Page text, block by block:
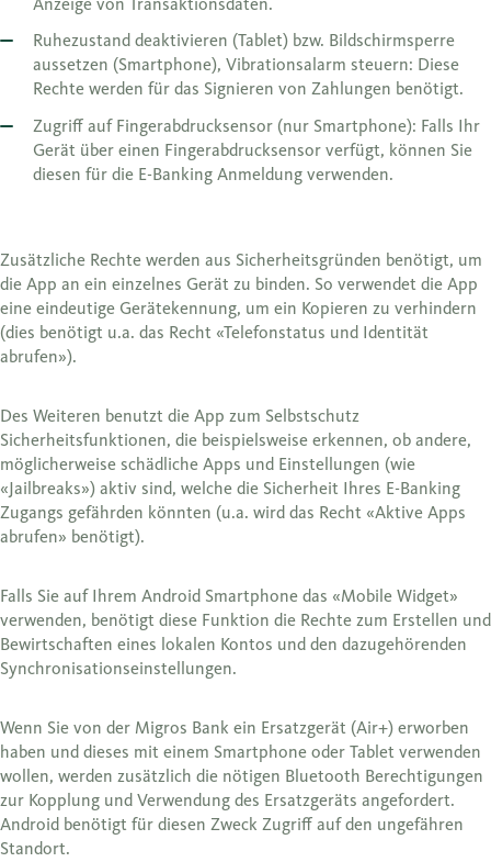
Ruhezustand deaktivieren (Tablet) bzw. Bildschirmsperre
aussetzen (Smartphone), Vibrationsalarm steuern: Diese
Rechte werden für das Signieren von Zahlungen benötigt.
Zugriff auf Fingerabdrucksensor (nur Smartphone): Falls Ihr
Gerät über einen Fingerabdrucksensor verfügt, können Sie
diesen für die E-Banking Anmeldung verwenden.
Zusätzliche Rechte werden aus Sicherheitsgründen benötigt, um
die App an ein einzelnes Gerät zu binden. So verwendet die App
eine eindeutige Gerätekennung, um ein Kopieren zu verhindern
(dies benötigt u.a. das Recht «Telefonstatus und Identität
abrufen»).
Des Weiteren benutzt die App zum Selbstschutz
Sicherheitsfunktionen, die beispielsweise erkennen, ob andere,
möglicherweise schädliche Apps und Einstellungen (wie
«Jailbreaks») aktiv sind, welche die Sicherheit Ihres E-Banking
Zugangs gefährden könnten (u.a. wird das Recht «Aktive Apps
abrufen» benötigt).
Falls Sie auf Ihrem Android Smartphone das «Mobile Widget»
verwenden, benötigt diese Funktion die Rechte zum Erstellen und
Bewirtschaften eines lokalen Kontos und den dazugehörenden
Synchronisationseinstellungen.
Wenn Sie von der Migros Bank ein Ersatzgerät (Air+) erworben
haben und dieses mit einem Smartphone oder Tablet verwenden
wollen, werden zusätzlich die nötigen Bluetooth Berechtigungen
zur Kopplung und Verwendung des Ersatzgeräts angefordert.
Android benötigt für diesen Zweck Zugriff auf den ungefähren
Standort.